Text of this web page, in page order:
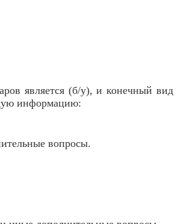
является (б/у), и конечный вид
информацию:
вопросы.